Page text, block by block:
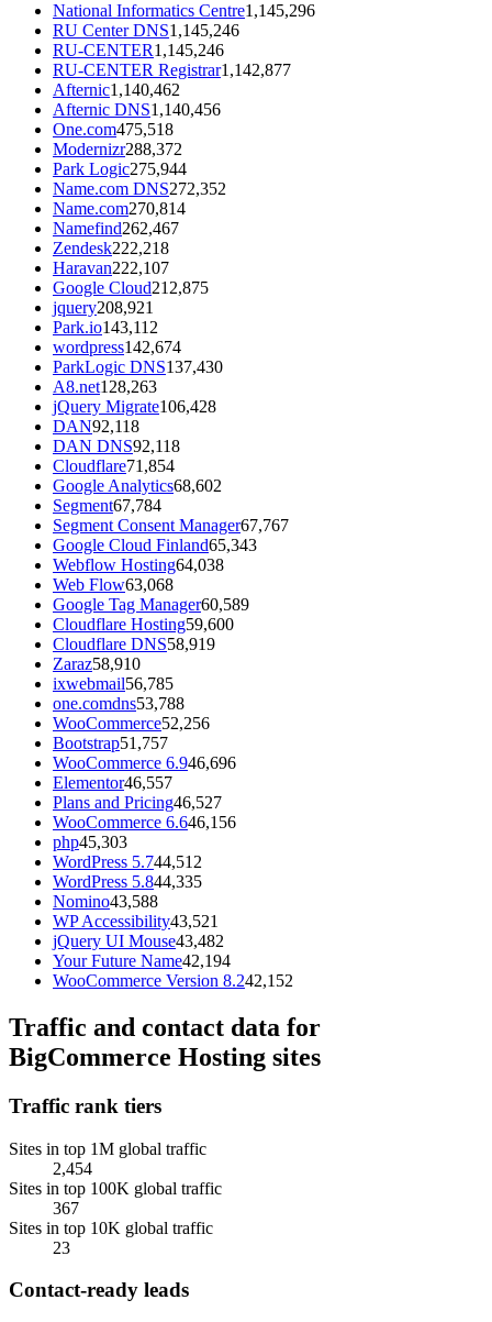
National Informatics Centre1,145,296
RU Center DNS1,145,246
RU-CENTER1,145,246
RU-CENTER Registrar1,142,877
Afternic1,140,462
Afternic DNS1,140,456
One.com475,518
Modernizr288,372
Park Logic275,944
Name.com DNS272,352
Name.com270,814
Namefind262,467
Zendesk222,218
Haravan222,107
Google Cloud212,875
jquery208,921
Park.io143,112
wordpress142,674
ParkLogic DNS137,430
A8.net128,263
jQuery Migrate106,428
DAN92,118
DAN DNS92,118
Cloudflare71,854
Google Analytics68,602
Segment67,784
Segment Consent Manager67,767
Google Cloud Finland65,343
Webflow Hosting64,038
Web Flow63,068
Google Tag Manager60,589
Cloudflare Hosting59,600
Cloudflare DNS58,919
Zaraz58,910
ixwebmail56,785
one.comdns53,788
WooCommerce52,256
Bootstrap51,757
WooCommerce 6.946,696
Elementor46,557
Plans and Pricing46,527
WooCommerce 6.646,156
php45,303
WordPress 5.744,512
WordPress 5.844,335
Nomino43,588
WP Accessibility43,521
jQuery UI Mouse43,482
Your Future Name42,194
WooCommerce Version 8.242,152
Traffic and contact data for
BigCommerce Hosting sites
Traffic rank tiers
Sites in top 1M global traffic
2,454
Sites in top 100K global traffic
367
Sites in top 10K global traffic
23
Contact-ready leads